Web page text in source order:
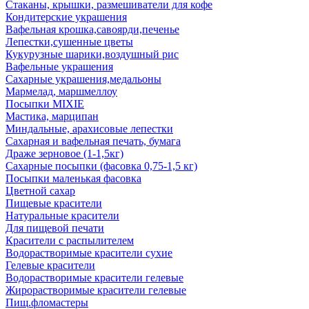
Стаканы, крышки, размешиватели для кофе
Кондитерские украшения
Вафельная крошка,савоярди,печенье
Лепестки,сушенные цветы
Кукурузные шарики,воздушный рис
Вафельные украшения
Сахарные украшения,медальоны
Мармелад, маршмеллоу
Посыпки MIXIE
Мастика, марципан
Миндальные, арахисовые лепестки
Сахарная и вафельная печать, бумага
Драже зерновое (1-1,5кг)
Сахарные посыпки (фасовка 0,75-1,5 кг)
Посыпки маленькая фасовка
Цветной сахар
Пищевые красители
Натуральные красители
Для пищевой печати
Красители с распылителем
Водорастворимые красители сухие
Гелевые красители
Водорастворимые красители гелевые
Жирорастворимые красители гелевые
Пищ.фломастеры